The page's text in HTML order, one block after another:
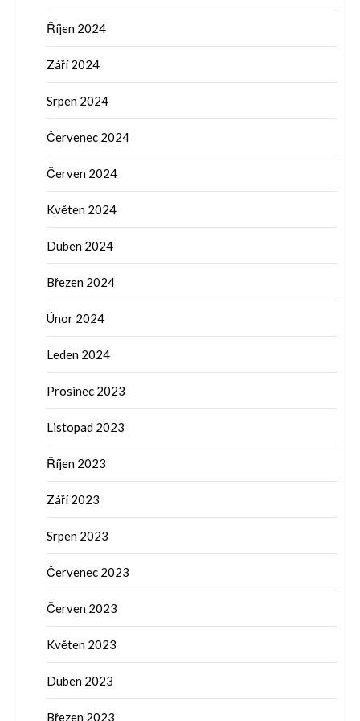
Říjen 2024
Září 2024
Srpen 2024
Červenec 2024
Červen 2024
Květen 2024
Duben 2024
Březen 2024
Únor 2024
Leden 2024
Prosinec 2023
Listopad 2023
Říjen 2023
Září 2023
Srpen 2023
Červenec 2023
Červen 2023
Květen 2023
Duben 2023
Březen 2023